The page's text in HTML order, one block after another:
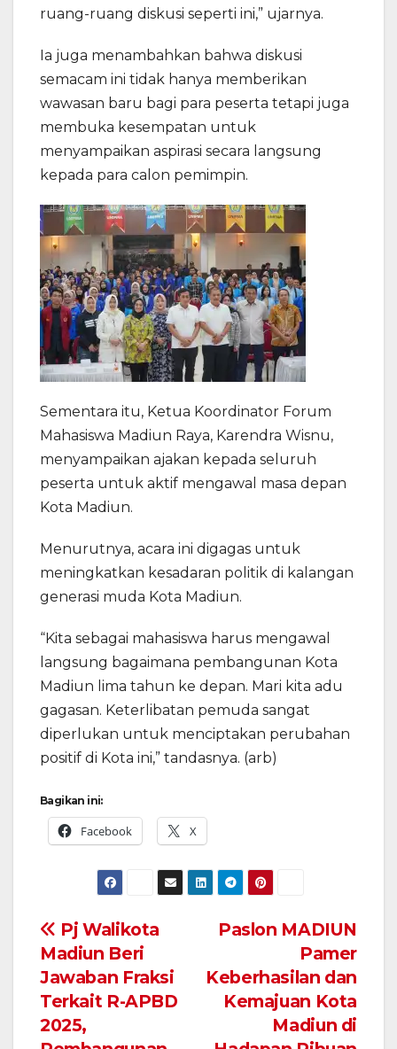
ruang-ruang diskusi seperti ini,” ujarnya.
Ia juga menambahkan bahwa diskusi
semacam ini tidak hanya memberikan
wawasan baru bagi para peserta tetapi juga
membuka kesempatan untuk
menyampaikan aspirasi secara langsung
kepada para calon pemimpin.
Sementara itu, Ketua Koordinator Forum
Mahasiswa Madiun Raya, Karendra Wisnu,
menyampaikan ajakan kepada seluruh
peserta untuk aktif mengawal masa depan
Kota Madiun.
Menurutnya, acara ini digagas untuk
meningkatkan kesadaran politik di kalangan
generasi muda Kota Madiun.
“Kita sebagai mahasiswa harus mengawal
langsung bagaimana pembangunan Kota
Madiun lima tahun ke depan. Mari kita adu
gagasan. Keterlibatan pemuda sangat
diperlukan untuk menciptakan perubahan
positif di Kota ini,” tandasnya. (arb)
Bagikan ini:
Facebook X
Navigasi
pos
Paslon MADIUN
Pamer
Keberhasilan dan
Kemajuan Kota
Madiun di
Pj Walikota
Madiun Beri
Jawaban Fraksi
Terkait R-APBD
2025,